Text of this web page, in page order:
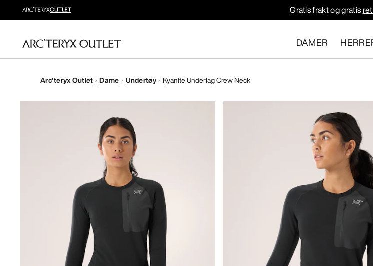
Gratis frakt og gratis
DAMER
Arc'teryx Outlet Dame Undertøy Kyanite Underlag Crew Neck